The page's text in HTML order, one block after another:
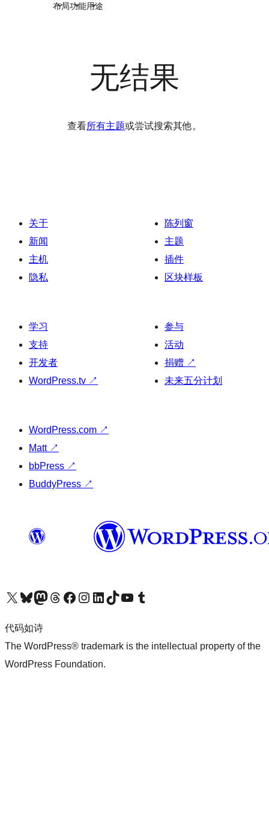
布局功能用途
无结果
查看所有主题或尝试搜索其他。
关于
新闻
主机
隐私
陈列窗
主题
插件
区块样板
学习
支持
开发者
WordPress.tv ↗
参与
活动
捐赠 ↗
未来五分计划
WordPress.com ↗
Matt ↗
bbPress ↗
BuddyPress ↗
关注我们的 X（原 Twitter）账号访问我们的 Bluesky 账号关注我们的 Mastodon 账号访问我们的 Threads 账号 访问我们的 Facebook 公共主页关注我们的 Instagram 账号 关注我们的 LinkedIn 主页访问我们的 TikTok 账号访问我们的 YouTube 频道 访问我们的 Tumblr 账号
代码如诗
The WordPress® trademark is the intellectual property of the
WordPress Foundation.